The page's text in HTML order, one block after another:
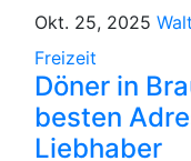
Okt. 25, 2025
Freizeit
Döner in
besten
Liebhaber